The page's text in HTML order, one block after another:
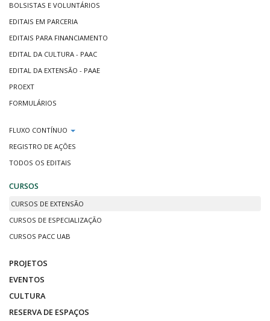
BOLSISTAS E VOLUNTÁRIOS
EDITAIS EM PARCERIA
EDITAIS PARA FINANCIAMENTO
EDITAL DA CULTURA - PAAC
EDITAL DA EXTENSÃO - PAAE
PROEXT
FORMULÁRIOS
FLUXO CONTÍNUO
REGISTRO DE AÇÕES
TODOS OS EDITAIS
CURSOS
CURSOS DE EXTENSÃO
CURSOS DE ESPECIALIZAÇÃO
CURSOS PACC UAB
PROJETOS
EVENTOS
CULTURA
RESERVA DE ESPAÇOS